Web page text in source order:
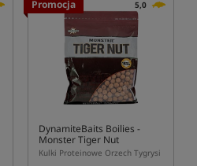
Promocja 5,0
DynamiteBaits Boilies -
Monster Tiger Nut
Kulki Proteinowe Orzech Tygrysi